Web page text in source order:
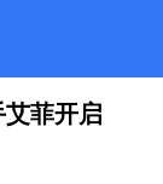
菲开启